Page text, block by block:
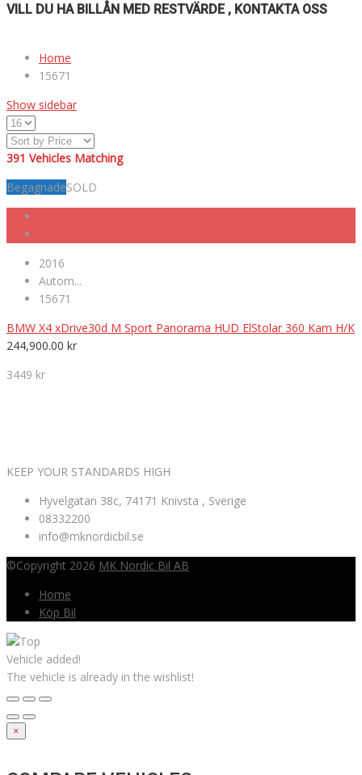
VILL DU HA BILLÅN MED RESTVÄRDE , KONTAKTA OSS
Home
15671
Show sidebar
391 Vehicles Matching
BegagnadeSOLD
2016
Autom...
15671
BMW X4 xDrive30d M Sport Panorama HUD ElStolar 360 Kam H/K
244,900.00 kr
3449 kr
KEEP YOUR STANDARDS HIGH
Hyvelgatan 38c, 74171 Knivsta , Sverige
08332200
info@mknordicbil.se
©Copyright 2026 MK Nordic Bil AB
Home
Köp Bil
Vehicle added!
The vehicle is already in the wishlist!
×